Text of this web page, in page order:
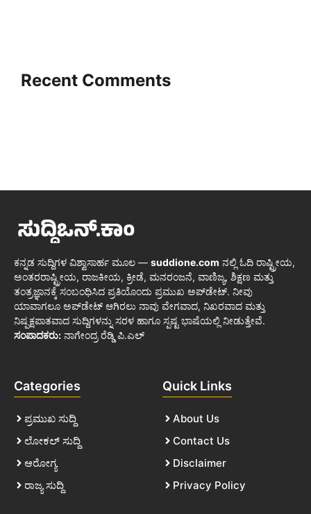
Recent Comments
ಕನ್ನಡ ಸುದ್ದಿಗಳ ವಿಶ್ವಾಸಾರ್ಹ ಮೂಲ — suddione.com ನಲ್ಲಿ ಓದಿ ರಾಷ್ಟ್ರೀಯ,
ಅಂತರರಾಷ್ಟ್ರೀಯ, ರಾಜಕೀಯ, ಕ್ರೀಡೆ, ಮನರಂಜನೆ, ವಾಣಿಜ್ಯ, ಶಿಕ್ಷಣ ಮತ್ತು
ತಂತ್ರಜ್ಞಾನಕ್ಕೆ ಸಂಬಂಧಿಸಿದ ಪ್ರತಿಯೊಂದು ಪ್ರಮುಖ ಅಪ್‌ಡೇಟ್. ನೀವು
ಯಾವಾಗಲೂ ಅಪ್‌ಡೇಟ್ ಆಗಿರಲು ನಾವು ವೇಗವಾದ, ನಿಖರವಾದ ಮತ್ತು
ನಿಷ್ಪಕ್ಷಪಾತವಾದ ಸುದ್ದಿಗಳನ್ನು ಸರಳ ಹಾಗೂ ಸ್ಪಷ್ಟ ಭಾಷೆಯಲ್ಲಿ ನೀಡುತ್ತೇವೆ.
ಸಂಪಾದಕರು: ನಾಗೇಂದ್ರ ರೆಡ್ಡಿ ಪಿ.ಎಲ್
Categories
ಪ್ರಮುಖ ಸುದ್ದಿ
ಲೋಕಲ್ ಸುದ್ದಿ
ಆರೋಗ್ಯ
ರಾಜ್ಯ ಸುದ್ದಿ
Quick Links
About Us
Contact Us
Disclaimer
Privacy Policy